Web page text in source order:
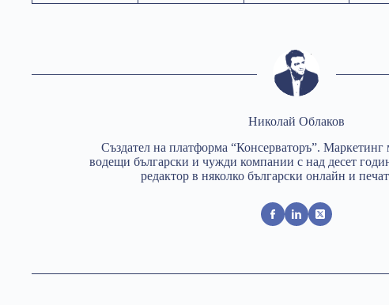
Николай Облаков
Създател на платформа “Консерваторъ”.
водещи български и чужди компании с над десет
редактор в няколко български онлайн и